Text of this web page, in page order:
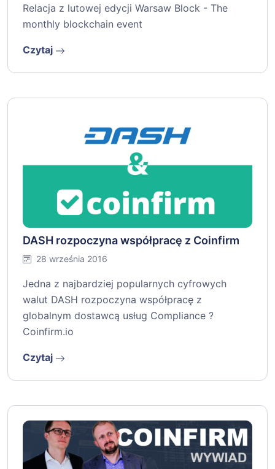
Relacja z lutowej edycji Warsaw Block - The
monthly blockchain event
Czytaj
DASH rozpoczyna współpracę z Coinfirm
28 września 2016
Jedna z najbardziej popularnych cyfrowych
walut DASH rozpoczyna współpracę z
globalnym dostawcą usług Compliance ?
Coinfirm.io
Czytaj